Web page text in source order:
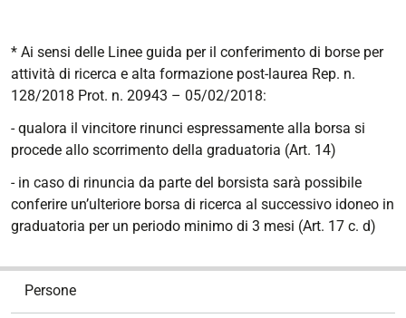
* Ai sensi delle Linee guida per il conferimento di borse per
attività di ricerca e alta formazione post-laurea Rep. n.
128/2018 Prot. n. 20943 – 05/02/2018:
- qualora il vincitore rinunci espressamente alla borsa si
procede allo scorrimento della graduatoria (Art. 14)
- in caso di rinuncia da parte del borsista sarà possibile
conferire un’ulteriore borsa di ricerca al successivo idoneo in
graduatoria per un periodo minimo di 3 mesi (Art. 17 c. d)
Persone